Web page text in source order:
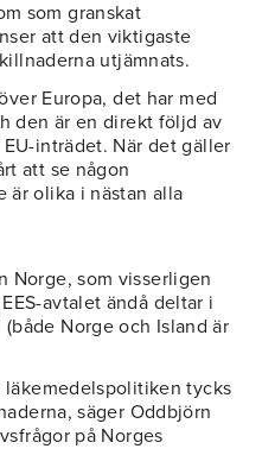
som granskat
att den viktigaste
utjämnats.
Europa, det har med
den är en direkt följd av
inträdet. När det gäller
att se någon
är olika i nästan alla
Norge, som visserligen
avtalet ändå deltar i
Norge och Island är
tycks
säger Oddbjörn
på Norges